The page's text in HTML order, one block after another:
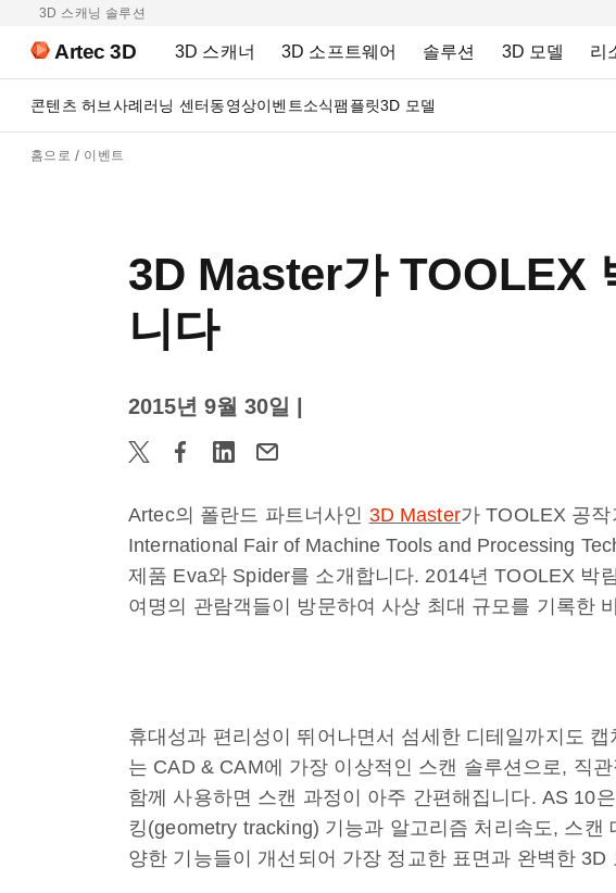
3D 스캐닝 솔루션
Artec 3D 3D 스캐너 3D 소프트웨어 솔루션 3D 모델 리
콘텐츠 허브사례러닝 센터동영상이벤트소식팸플릿3D 모델
홈으로 이벤트
3D Master가 TOOLEX
니다
2015년 9월 30일
Artec의 폴란드 파트너사인 3D Master가 TOOLEX 공
International Fair of Machine Tools and Processing
제품 Eva와 Spider를 소개합니다. 2014년 TOOLEX 박
여명의 관람객들이 방문하여 사상 최대 규모를 기록한
휴대성과 편리성이 뛰어나면서 섬세한 디테일까지도
는 CAD & CAM에 가장 이상적인 스캔 솔루션으로, 직
함께 사용하면 스캔 과정이 아주 간편해집니다. AS 10
킹(geometry tracking) 기능과 알고리즘 처리속도, 스캔
양한 기능들이 개선되어 가장 정교한 표면과 완벽한 3D